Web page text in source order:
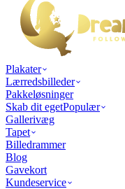
Plakater
Lærredsbilleder
Pakkeløsninger
Skab dit egetPopulær
Gallerivæg
Tapet
Billedrammer
Blog
Gavekort
Kundeservice